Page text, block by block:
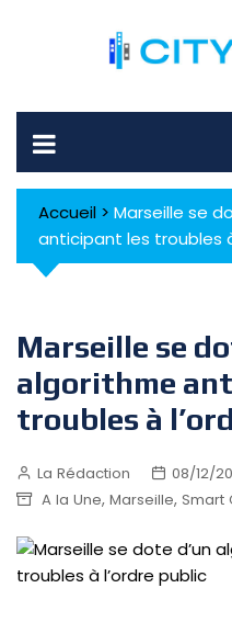
Accueil > Marseille se
anticipant les troubles
Marseille se
algorithme
troubles à
La Rédaction
08/12/
A la Une, Marseille, Smart